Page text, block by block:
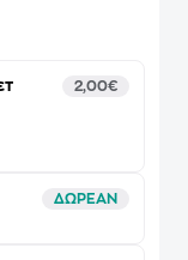
2,00€
ΔΩΡΕΑΝ